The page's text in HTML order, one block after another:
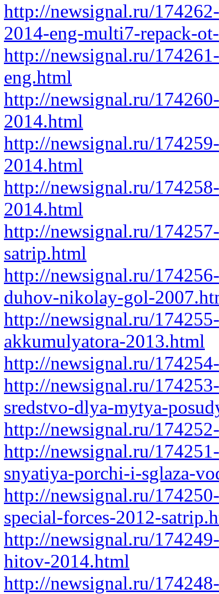
http://newsignal.ru/
2014-eng-multi7-repack-
http://newsignal.ru/
eng.html
http://newsignal.ru/
2014.html
http://newsignal.ru/
2014.html
http://newsignal.ru/
2014.html
http://newsignal.ru/
satrip.html
http://newsignal.ru/
duhov-nikolay-gol-
http://newsignal.ru/
akkumulyatora-2013.html
http://newsignal.ru/
http://newsignal.ru/
sredstvo-dlya-mytya-
http://newsignal.ru/
http://newsignal.ru/
snyatiya-porchi-i-sglaza-
http://newsignal.ru/
special-forces-2012-
http://newsignal.ru/
hitov-2014.html
http://newsignal.ru/